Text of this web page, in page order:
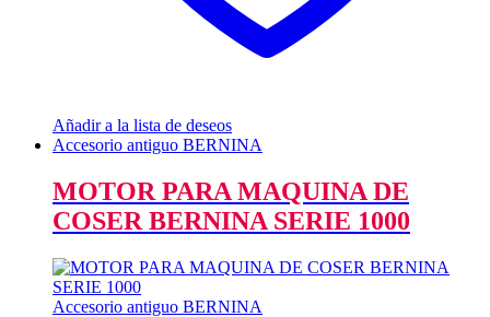
Añadir a la lista de deseos
Accesorio antiguo BERNINA
MOTOR PARA MAQUINA DE
COSER BERNINA SERIE 1000
Accesorio antiguo BERNINA